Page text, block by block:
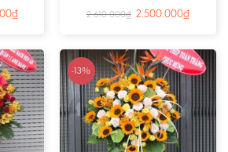
₫ 2.610.000₫ 2.500.000₫
-13%